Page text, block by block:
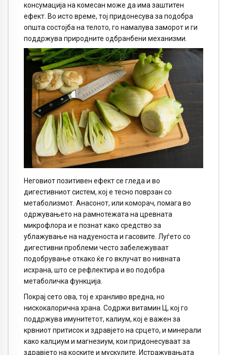
консумација на комесан може да има заштитен
ефект. Во исто време, тој придонесува за подобра
општа состојба на телото, го намалува заморот и ги
поддржува природните одбранбени механизми.
Неговиот позитивен ефект се гледа и во
дигестивниот систем, кој е тесно поврзан со
метаболизмот. Анасонот, или коморач, помага во
одржувањето на рамнотежата на цревната
микрофлора и е познат како средство за
ублажување на надуеноста и гасовите. Луѓето со
дигестивни проблеми често забележуваат
подобрување откако ќе го вклучат во нивната
исхрана, што се рефлектира и во подобра
метаболичка функција.
Покрај сето ова, тој е хранливо вредна, но
нискокалорична храна. Содржи витамин Ц, кој го
поддржува имунитетот, калиум, кој е важен за
крвниот притисок и здравјето на срцето, и минерали
како калциум и магнезиум, кои придонесуваат за
здравјето на коските и мускулите. Истражувањата